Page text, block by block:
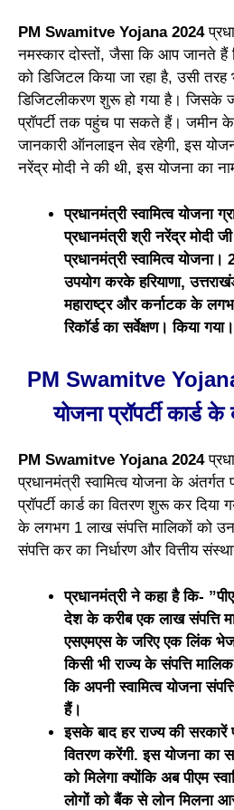
PM Swamitve Yojana 2024
नमस्कार दोस्तों, जैसा कि आप जानते
को डिजिटल किया जा रहा है, उसी तरह
डिजिटलीकरण शुरू हो गया है। जिसके
प्रॉपर्टी तक पहुंच पा सकते हैं। जमीन
जानकारी ऑनलाइन सेव रहेगी, इस
नरेंद्र मोदी ने की थी, इस योजना का
प्रधानमंत्री स्वामित्व योजना
प्रधानमंत्री श्री नरेंद्र मोदी
प्रधानमंत्री स्वामित्व
उपयोग करके हरियाणा,
महाराष्ट्र और कर्नाटक के
रिकॉर्ड का सर्वेक्षण। किया गया।
PM Swamitve Yojana
योजना प्रॉपर्टी कार्ड
PM Swamitve Yojana 2024
प्रधानमंत्री स्वामित्व योजना के अंतर्गत
प्रॉपर्टी कार्ड का वितरण शुरू कर दिया
के लगभग 1 लाख संपत्ति मालिकों को
संपत्ति कर का निर्धारण और वित्तीय
प्रधानमंत्री ने कहा है कि-
देश के करीब एक लाख संपत्ति
एसएमएस के जरिए एक लिंक
किसी भी राज्य के संपत्ति
कि अपनी स्वामित्व योजना
हैं।
इसके बाद हर राज्य की सरकारें
वितरण करेंगी. इस योजना का
को मिलेगा क्योंकि अब पीएम
लोगों को बैंक से लोन मिलना